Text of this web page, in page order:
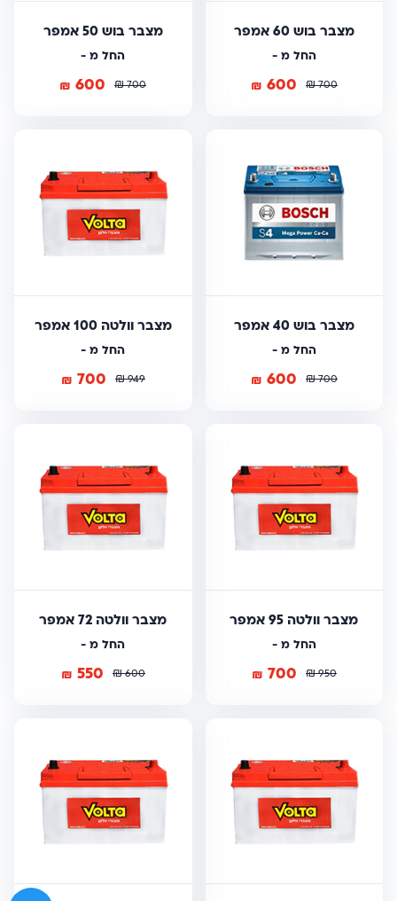
מצבר בוש 60 אמפר
החל מ -
700
₪
600
₪
מצבר בוש 50 אמפר
החל מ -
700
₪
600
₪
מצבר בוש 40 אמפר
החל מ -
700
₪
600
₪
מצבר וולטה 100 אמפר
החל מ -
949
₪
700
₪
מצבר וולטה 95 אמפר
החל מ -
950
₪
700
₪
מצבר וולטה 72 אמפר
החל מ -
600
₪
550
₪